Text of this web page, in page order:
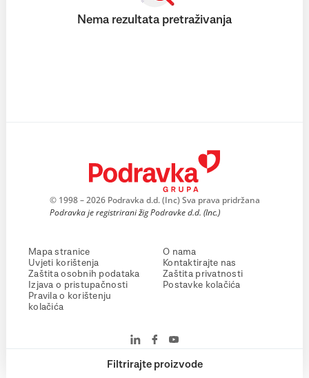
Filtrirajte proizvode
Nema rezultata pretraživanja
© 1998 – 2026 Podravka d.d. (Inc) Sva prava pridržana
Podravka je registrirani žig Podravke d.d. (Inc.)
Mapa stranice
Uvjeti korištenja
Zaštita osobnih podataka
Izjava o pristupačnosti
Pravila o korištenju
kolačića
O nama
Kontaktirajte nas
Zaštita privatnosti
Postavke kolačića